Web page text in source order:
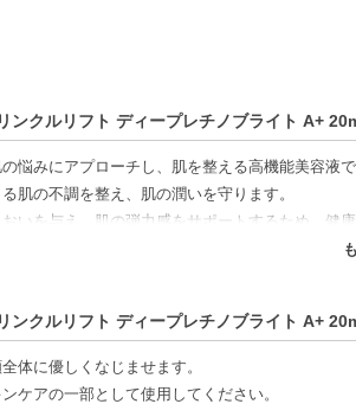
ンクルリフト ディープレチノブライト A+
悩みにアプローチし、肌を整える高機能美容液で
肌の不調を整え、肌の潤いを守ります。
いを与え、肌の弾力感をサポートするため、健
テクスチャーで、毎日のスキンケアに適していま
液-乾燥や肌の悩みに特化した成分を配合。
-肌に与える潤いが持続し、健康的な印象を保ちま
クスチャー-スキンケアを快適にし、毎日の使用
ンクルリフト ディープレチノブライト A+
体に優しくなじませます。
ケアの一部として使用してください。